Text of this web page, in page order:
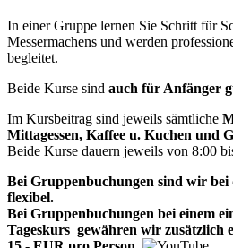
In einer Gruppe lernen Sie Schritt für
Messermachens und werden
begleitet.
Beide Kurse sind auch für Anfänger
Im Kursbeitrag sind jeweils sämtliche
Mittagessen, Kaffee u. Kuchen und
Beide Kurse dauern jeweils von 8:00
Bei Gruppenbuchungen sind wir
flexibel.
Bei Gruppenbuchungen bei einem
Tageskurs gewähren wir zusätzlich